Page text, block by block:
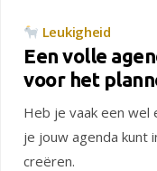
Leukigheid
Een volle
voor het
Heb je vaak een wel
je jouw agenda kunt
creëren.